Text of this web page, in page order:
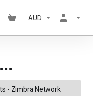
AUD
- Zimbra Network